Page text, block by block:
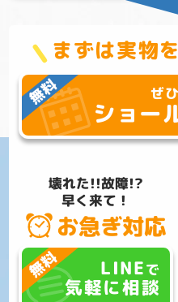
まずは実物
壊れた!!故障!?
早く来て！
お急ぎ対応
LINEで
気軽に相談
ぜ
ショー